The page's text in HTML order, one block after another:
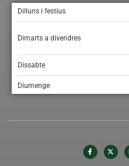
Dilluns i festius
Dimarts a divendres
Dissabte
Diumenge